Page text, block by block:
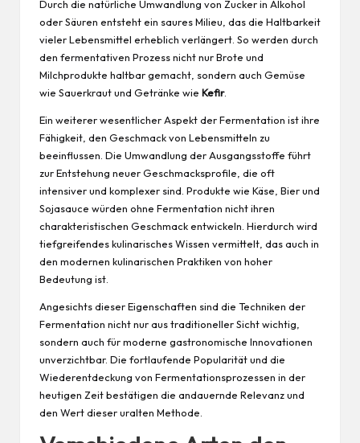
Durch die natürliche Umwandlung von Zucker in Alkohol
oder Säuren entsteht ein saures Milieu, das die Haltbarkeit
vieler Lebensmittel erheblich verlängert. So werden durch
den fermentativen Prozess nicht nur Brote und
Milchprodukte haltbar gemacht, sondern auch Gemüse
wie Sauerkraut und Getränke wie Kefir.
Ein weiterer wesentlicher Aspekt der Fermentation ist ihre
Fähigkeit, den Geschmack von Lebensmitteln zu
beeinflussen. Die Umwandlung der Ausgangsstoffe führt
zur Entstehung neuer Geschmacksprofile, die oft
intensiver und komplexer sind. Produkte wie Käse, Bier und
Sojasauce würden ohne Fermentation nicht ihren
charakteristischen Geschmack entwickeln. Hierdurch wird
tiefgreifendes kulinarisches Wissen vermittelt, das auch in
den modernen kulinarischen Praktiken von hoher
Bedeutung ist.
Angesichts dieser Eigenschaften sind die Techniken der
Fermentation nicht nur aus traditioneller Sicht wichtig,
sondern auch für moderne gastronomische Innovationen
unverzichtbar. Die fortlaufende Popularität und die
Wiederentdeckung von Fermentationsprozessen in der
heutigen Zeit bestätigen die andauernde Relevanz und
den Wert dieser uralten Methode.